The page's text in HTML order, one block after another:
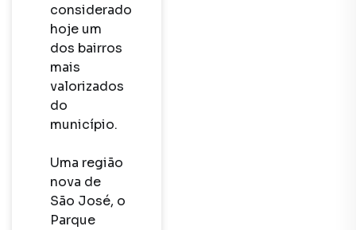
considerado
hoje um
dos bairros
mais
valorizados
do
município.
Uma região
nova de
São José, o
Parque